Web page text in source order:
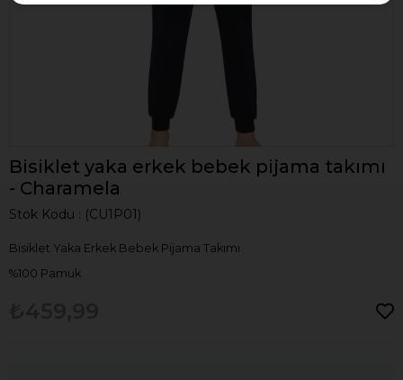
Bisiklet yaka erkek bebek pijama takımı
- Charamela
Stok Kodu (CU1P01)
Bisiklet Yaka Erkek Bebek Pijama Takımı
%100 Pamuk